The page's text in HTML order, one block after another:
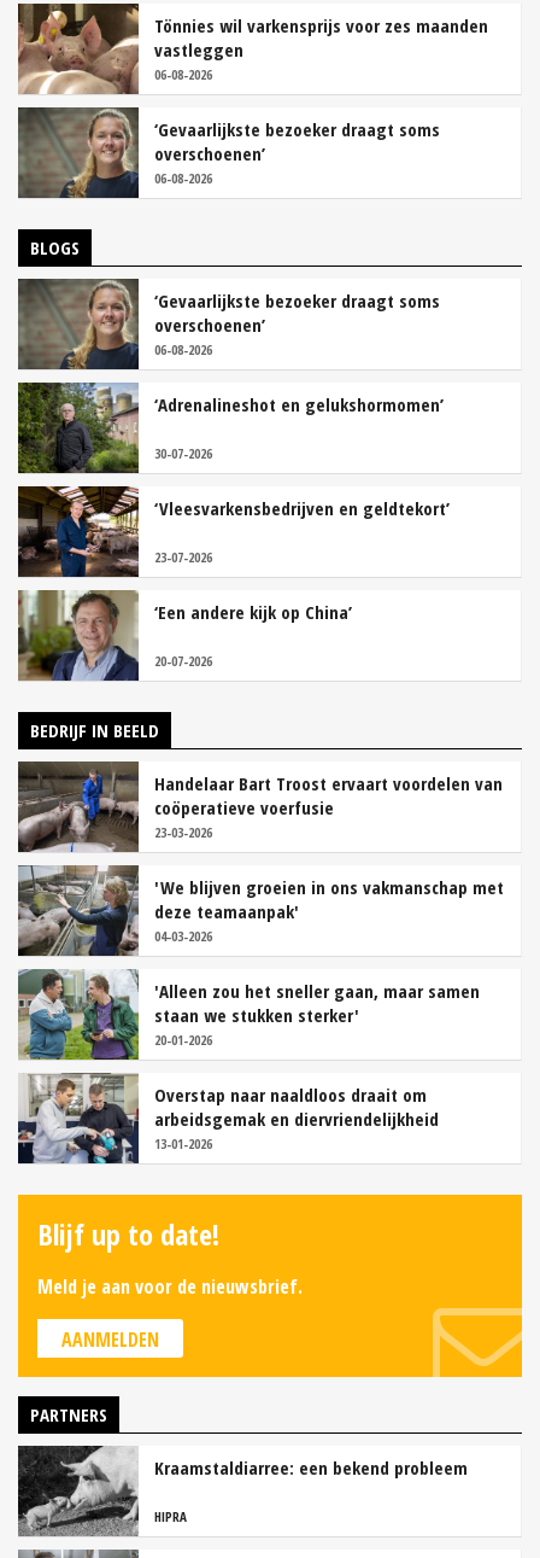
Tönnies wil varkensprijs voor zes maanden
vastleggen
06-08-2026
‘Gevaarlijkste bezoeker draagt soms
overschoenen’
06-08-2026
BLOGS
‘Gevaarlijkste bezoeker draagt soms
overschoenen’
06-08-2026
‘Adrenalineshot en gelukshormomen’
30-07-2026
‘Vleesvarkensbedrijven en geldtekort’
23-07-2026
‘Een andere kijk op China’
20-07-2026
BEDRIJF IN BEELD
Handelaar Bart Troost ervaart voordelen van
coöperatieve voerfusie
23-03-2026
'We blijven groeien in ons vakmanschap met
deze teamaanpak'
04-03-2026
'Alleen zou het sneller gaan, maar samen
staan we stukken sterker'
20-01-2026
Overstap naar naaldloos draait om
arbeidsgemak en diervriendelijkheid
13-01-2026
Blijf up to date!
Meld je aan voor de nieuwsbrief.
AANMELDEN
PARTNERS
Kraamstaldiarree: een bekend probleem
HIPRA